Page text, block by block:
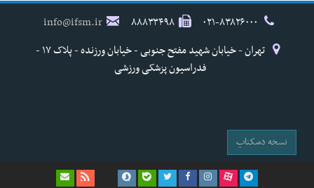
۸۸۸۳۳۴۹۸
info@ifsm.ir
تهران - خیابان شهید مفتح جنوبی - خیابان ورزنده - پلاک ۱۷ -
فدراسیون پزشکی ورزشی
نسخه دسکتاپ